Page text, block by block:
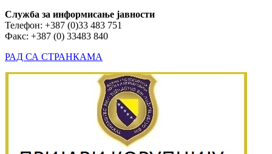
Служба за информисање јавности
Телефон: +387 (0)33 483 751
Факс: +387 (0) 33483 840
РАД СА СТРАНКАМА